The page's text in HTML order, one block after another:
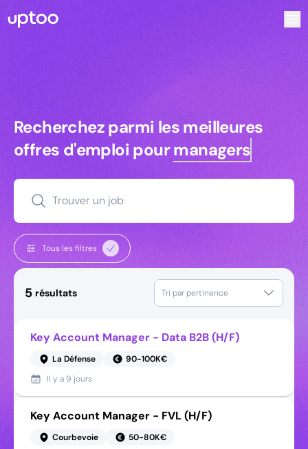
Recherchez parmi les meilleures
Recherchez parmi les meilleures
offres d'emploi pourmanagers
Trouver un job
Tous les filtres
5 résultats Tri par pertinence
Key Account Manager - Data B2B (H/F)
La Défense
90-100K€
Il y a 9 jours
Key Account Manager - FVL (H/F)
Courbevoie
50-80K€